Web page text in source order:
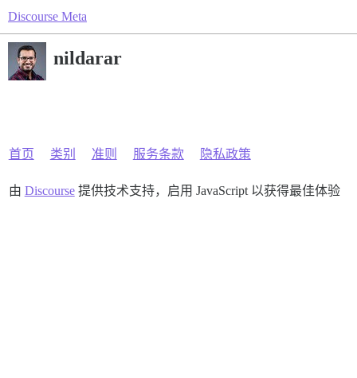
Discourse Meta
nildarar
首页 类别 准则 服务条款 隐私政策
由 Discourse提供技术支持，启用 JavaScript 以获得最佳体验